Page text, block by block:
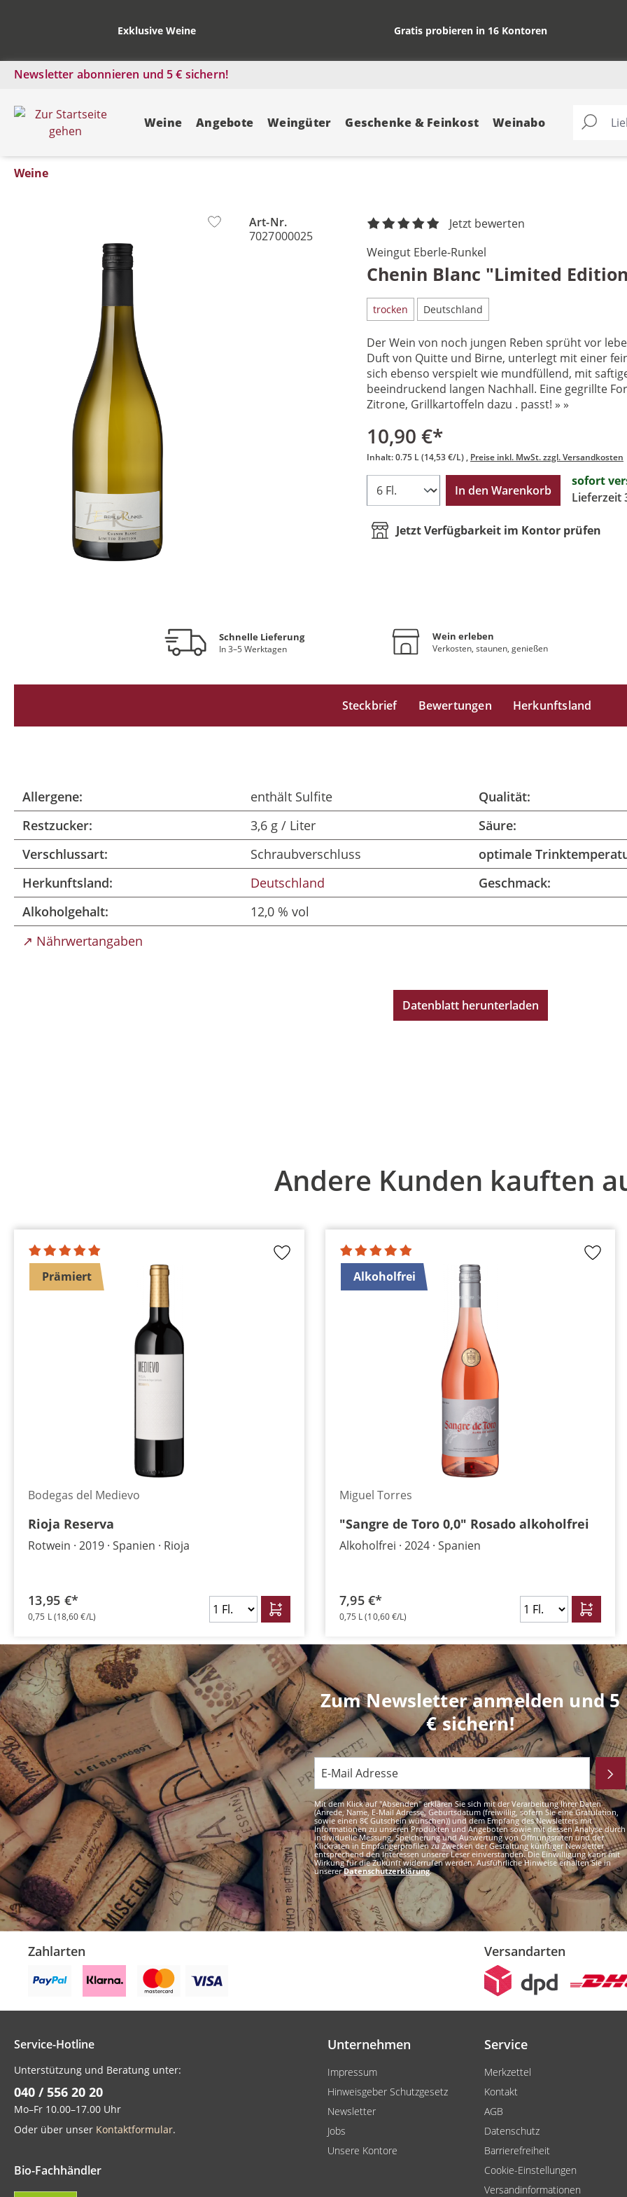
Exklusive Weine Gratis probieren in 16 Kontoren
Newsletter abonnieren und 5 € sichern!
Weine Angebote Weingüter Geschenke & Feinkost Weinabo
Weine
Art-Nr.
7027000025
Jetzt bewerten
Weingut Eberle-Runkel
Chenin Blanc "Limited
trocken Deutschland
Der Wein von noch jungen Reben sprüht vor
Duft von Quitte und Birne, unterlegt mit einer
sich ebenso verspielt wie mundfüllend, mit
beeindruckend langen Nachhall. Eine gegrillte
Zitrone, Grillkartoffeln dazu . passt! » »
10,90 €*
Inhalt:0.75 L(14,53 €/L) Preise inkl. MwSt. zzgl. Versandkosten
In den Warenkorb
sofort
Lieferzeit
Jetzt Verfügbarkeit im Kontor prüfen
Schnelle Lieferung
In 3–5 Werktagen
Wein erleben
Verkosten, staunen, genießen
Steckbrief Bewertungen Herkunftsland
Allergene: enthält Sulfite
Qualität:
Restzucker:
3,6 g / Liter
Säure:
Verschlussart:
Schraubverschluss
optimale
Herkunftsland:
Deutschland
Geschmack:
Alkoholgehalt:
12,0 % vol
↗ Nährwertangaben
Datenblatt herunterladen
Andere Kunden kauften
Prämiert
Bodegas del Medievo
Rioja Reserva
Rotwein 2019 Spanien Rioja
13,95 €*
0,75 L(18,60 €/L)
Alkoholfrei
Miguel Torres
"Sangre de Toro 0,0" Rosado alkoholfrei
Alkoholfrei 2024 Spanien
7,95 €*
0,75 L(10,60 €/L)
Zum Newsletter anmelden und 5
€ sichern!
Mit dem Klick auf "Absenden" erklären Sie sich mit der Verarbeitung Ihrer Daten
(Anrede, Name, E-Mail Adresse, Geburtsdatum (freiwillig, sofern Sie eine Gratulation,
sowie einen 8€ Gutschein wünschen)) und dem Empfang des Newsletters mit
Informationen zu unseren Produkten und Angeboten sowie mit dessen Analyse durch
individuelle Messung, Speicherung und Auswertung von Öffnungsraten und der
Klickraten in Empfängerprofilen zu Zwecken der Gestaltung künftiger Newsletter
entsprechend den Interessen unserer Leser einverstanden. Die Einwilligung kann mit
Wirkung für die Zukunft widerrufen werden. Ausführliche Hinweise erhalten Sie in
unsererDatenschutzerklärung.
Zahlarten Versandarten
Service-Hotline
Unterstützung und Beratung unter:
040 / 556 20 20
Mo–Fr 10.00–17.00 Uhr
Oder über unser Kontaktformular.
Bio-Fachhändler
Unternehmen
Impressum
Hinweisgeber Schutzgesetz
Newsletter
Jobs
Unsere Kontore
Service
Merkzettel
Kontakt
AGB
Datenschutz
Barrierefreiheit
Cookie-Einstellungen
Versandinformationen